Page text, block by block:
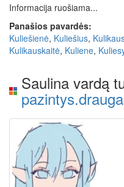
Informacija ruošiama...
Panašios pavardės:
Kuliešienė, Kuliešius,
Kulikauskaitė, Kuliene,
Saulina vardą